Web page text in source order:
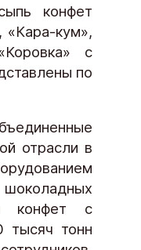
конфет
«Кара-кум»,
с
по
отрасли в
шоколадных
конфет с
тысяч тонн